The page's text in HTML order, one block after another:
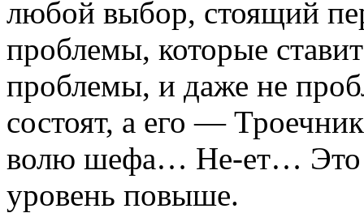
любой выбор, стоящий
проблемы, которые
проблемы, и даже не
состоят, а его —
волю шефа… Не-ет… Это
уровень повыше.